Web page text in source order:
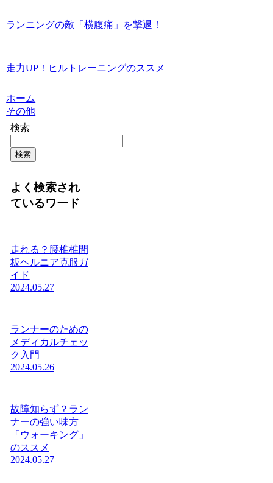
ランニングの敵「横腹痛」を撃退！
走力UP！ヒルトレーニングのススメ
ホーム
その他
検索
検索
よく検索され
ているワード
走れる？腰椎椎間
板ヘルニア克服ガ
イド
2024.05.27
ランナーのための
メディカルチェッ
ク入門
2024.05.26
故障知らず？ラン
ナーの強い味方
「ウォーキング」
のススメ
2024.05.27